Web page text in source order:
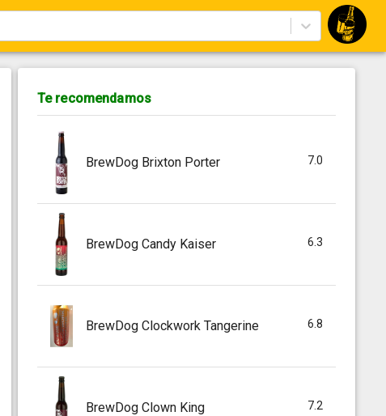
Te recomendamos
BrewDog Brixton Porter 7.0
BrewDog Candy Kaiser 6.3
BrewDog Clockwork Tangerine 6.8
BrewDog Clown King 7.2